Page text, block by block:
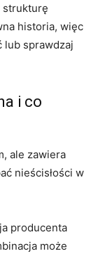
strukturę
historia, więc
lub sprawdzaj
i co
ale zawiera
nieścisłości w
producenta
może